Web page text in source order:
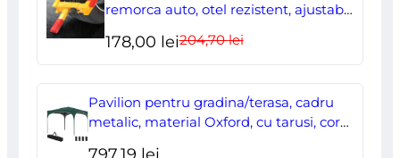
remorca auto, otel rezistent, ajustabil,
204,70leiPrețul
a
fost:
178,00 lei
Prețul
este:
178,00 lei.
Pavilion pentru gradina/terasa, cadru
metalic, material Oxford, cu tarusi, corzi